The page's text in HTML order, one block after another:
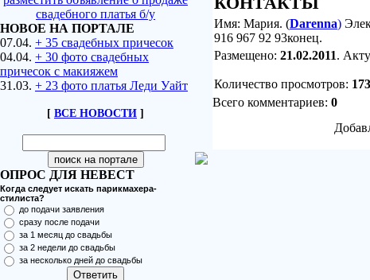
свадебного платья б/у
НОВОЕ НА ПОРТАЛЕ
07.04. + 35 свадебных причесок
04.04. + 30 фото свадебных
причесок с макияжем
31.03. + 23 фото платья Леди Уайт
[ ВСЕ НОВОСТИ ]
ОПРОС ДЛЯ НЕВЕСТ
Когда следует искать парикмахера-
стилиста?
до подачи заявления
сразу после подачи
за 1 месяц до свадьбы
за 2 недели до свадьбы
за несколько дней до свадьбы
Имя: Мария. (Darenna)
916 967 92 93конец.
Размещено: 21.02.2011.
Количество просмотров:
Всего комментариев: 0